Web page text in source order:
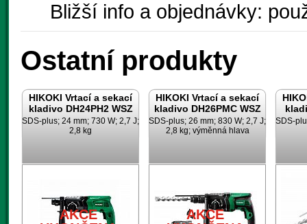
Bližší info a objednávky:
Ostatní produkty
HIKOKI Vrtací a sekací
kladivo DH24PH2 WSZ
SDS-plus; 24 mm; 730 W; 2,7 J;
2,8 kg
AKCE
HIKOKI Vrtací a sekací
kladivo DH26PMC WSZ
SDS-plus; 26 mm; 830 W; 2,7 J;
2,8 kg; výměnná hlava
AKCE
SDS-